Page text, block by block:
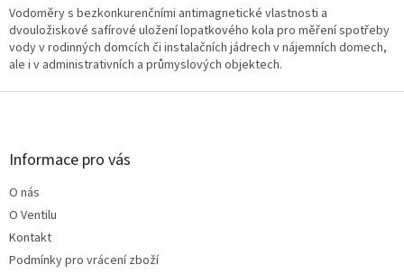
l
á
d
a
í
Vodoměry s bezkonkurenčními antimagnetické vlastnosti a
dvouložiskové safírové uložení lopatkového kola pro měření spotřeby
vody v rodinných domcích či instalačních jádrech v nájemních domech,
ale i v administrativních a průmyslových objektech.
Z
Informace pro vás
O nás
O Ventilu
Kontakt
Podmínky pro vrácení zboží